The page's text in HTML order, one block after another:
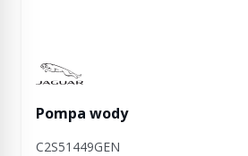
Manufactured by Jaguar
Pompa wody
C2S51449GEN